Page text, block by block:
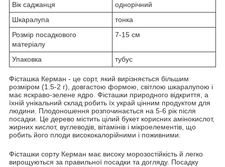
Вік саджанця
однорічний
Шкаралупа
тонка
Розмір посадкового
матеріалу
7-15 см
Упаковка тубус
Фісташка Керман - це сорт, який вирізняється більшим
розміром (1.5-2 г), довгастою формою, світлою шкаралупою і
має яскраво-зелене ядро. Фісташки природного відкриття, а
їхній унікальний склад робить їх украй цінним продуктом для
людини. Плодоношення розпочинається на 5-6 рік після
посадки. Це дерево містить цілий букет корисних амінокислот,
жирних кислот, вуглеводів, вітамінів і мікроелементів, що
робить його плоди висококалорійними і поживними.
Фісташки сорту Керман має високу морозостійкість й легко
вирощуються за правильної посадки та догляду. Посадку